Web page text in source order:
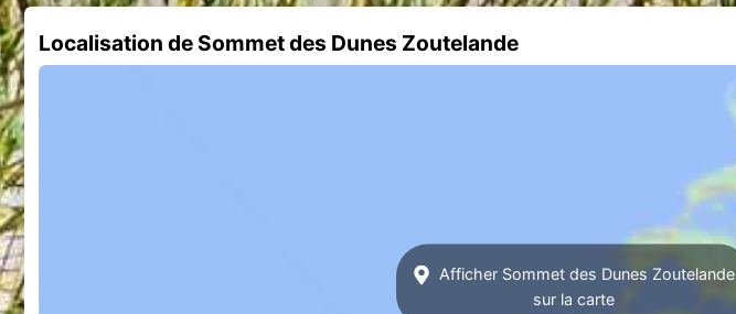
Localisation de Sommet des Dunes Zoutelande
Afficher Sommet des Dunes Zoutelande
sur la carte